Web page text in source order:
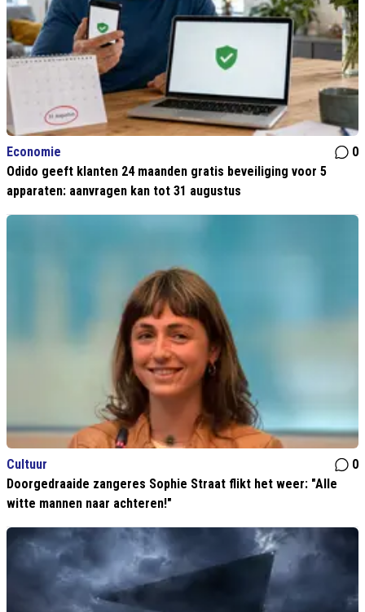
Economie
0
Odido geeft klanten 24 maanden gratis beveiliging voor 5
apparaten: aanvragen kan tot 31 augustus
Cultuur
0
Doorgedraaide zangeres Sophie Straat flikt het weer: "Alle
witte mannen naar achteren!"